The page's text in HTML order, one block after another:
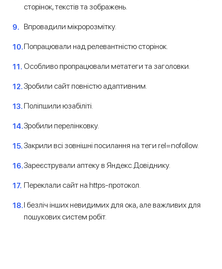
сторінок, текстів та зображень.
Впровадили мікророзмітку.
Попрацювали над релевантністю сторінок.
Особливо пропрацювали метатеги та заголовки.
Зробили сайт повністю адаптивним.
Поліпшили юзабіліті.
Зробили перелінковку.
Закрили всі зовнішні посилання на теги rel=nofollow.
Зареєстрували аптеку в Яндекс.Довіднику.
Переклали сайт на https-протокол.
І безліч інших невидимих для ока, але важливих для
пошукових систем робіт.